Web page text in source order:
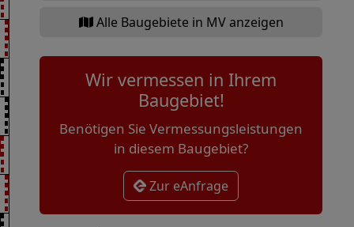
Alle Baugebiete in MV anzeigen
Wir vermessen in Ihrem
Baugebiet!
Benötigen Sie Vermessungsleistungen
in diesem Baugebiet?
Zur eAnfrage